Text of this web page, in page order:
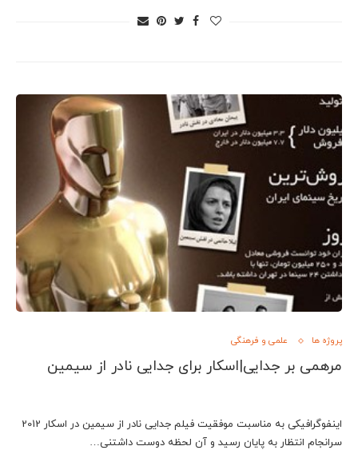
پروژه ها علمی و فرهنگی
مرهمی بر جدایی|اسکار برای جدایی نادر از سیمین
اینفوگرافیکی به مناسبت موفقیت فیلم جدایی نادر از سیمین در اسکار 2012
سرانجام انتظار به پایان رسید و آن لحظه دوست داشتنی…